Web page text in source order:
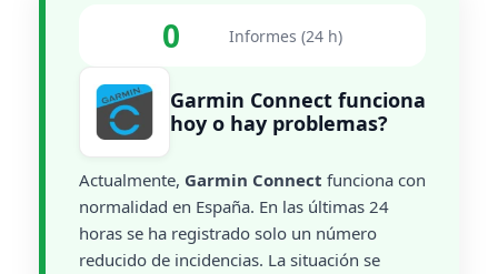
0 Informes (24 h)
Garmin Connect funciona
hoy o hay problemas?
Actualmente, Garmin Connect funciona con
normalidad en España. En las últimas 24
horas se ha registrado solo un número
reducido de incidencias. La situación se